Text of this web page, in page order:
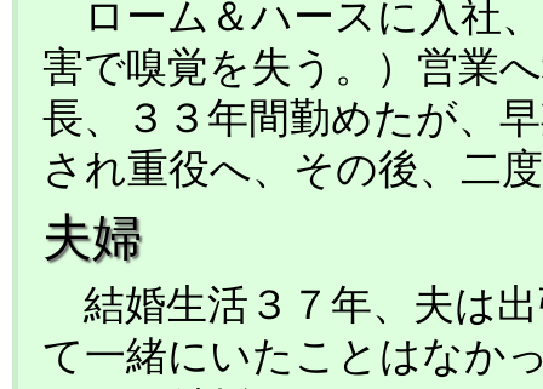
ローム＆ハースに入社
害で嗅覚を失う。）営業
長、３３年間勤めたが、
され重役へ、その後、二
夫婦
結婚生活３７年、夫は
て一緒にいたことはなか